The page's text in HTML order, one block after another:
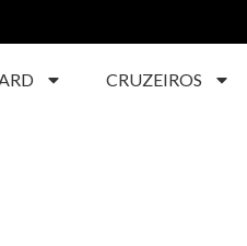
CRUZEIROS